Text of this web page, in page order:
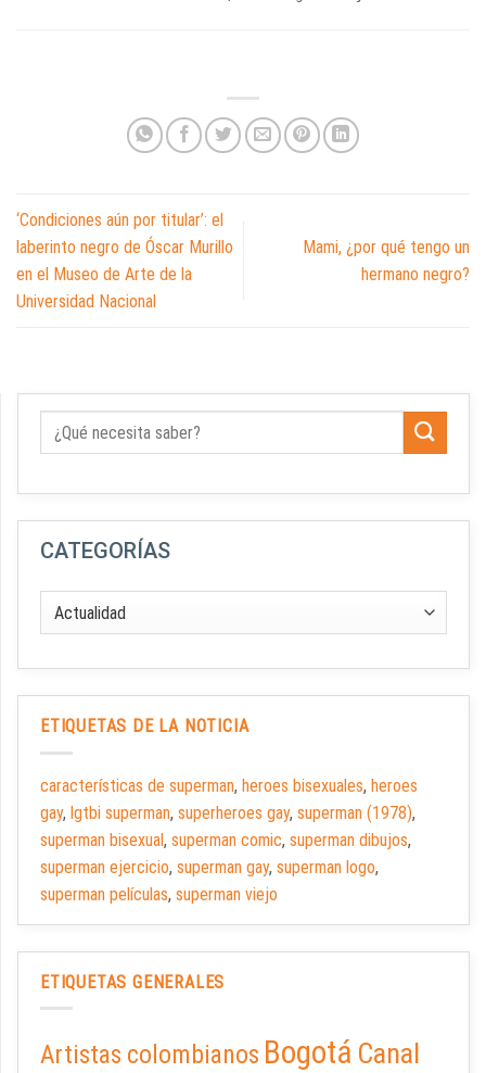
‘Condiciones aún por titular’: el
laberinto negro de Óscar Murillo
en el Museo de Arte de la
Universidad Nacional
Mami, ¿por qué tengo un
hermano negro?
CATEGORÍAS
ETIQUETAS DE LA NOTICIA
características de superman, heroes bisexuales, heroes
gay, lgtbi superman, superheroes gay, superman (1978),
superman bisexual, superman comic, superman dibujos,
superman ejercicio, superman gay, superman logo,
superman películas, superman viejo
ETIQUETAS GENERALES
Artistas colombianos Bogotá Canal